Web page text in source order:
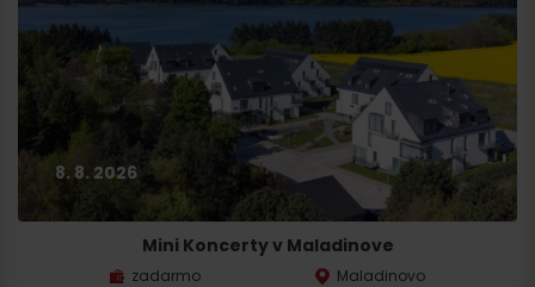
8. 8. 2026
Mini Koncerty v Maladinove
zadarmo Maladinovo